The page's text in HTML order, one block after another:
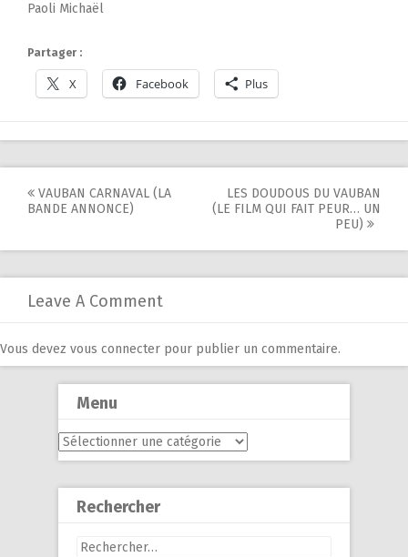
Paoli Michaël
Partager :
X Facebook Plus
Post
navigation
VAUBAN CARNAVAL (LA
BANDE ANNONCE)
LES DOUDOUS DU VAUBAN
(LE FILM QUI FAIT PEUR… UN
PEU)
Leave A Comment
Vous devez vous connecter pour publier un commentaire.
Menu
Menu
Rechercher
Rechercher :